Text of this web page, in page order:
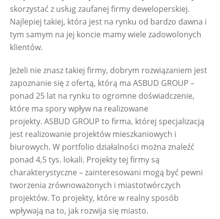
skorzystać z usług zaufanej firmy deweloperskiej.
Najlepiej takiej, która jest na rynku od bardzo dawna i
tym samym na jej koncie mamy wiele zadowolonych
klientów.
Jeżeli nie znasz takiej firmy, dobrym rozwiązaniem jest
zapoznanie się z ofertą, którą ma ASBUD GROUP –
ponad 25 lat na rynku to ogromne doświadczenie,
które ma spory wpływ na realizowane
projekty. ASBUD GROUP to firma, której specjalizacją
jest realizowanie projektów mieszkaniowych i
biurowych. W portfolio działalności można znaleźć
ponad 4,5 tys. lokali. Projekty tej firmy są
charakterystyczne – zainteresowani mogą być pewni
tworzenia zrównoważonych i miastotwórczych
projektów. To projekty, które w realny sposób
wpływają na to, jak rozwija się miasto.